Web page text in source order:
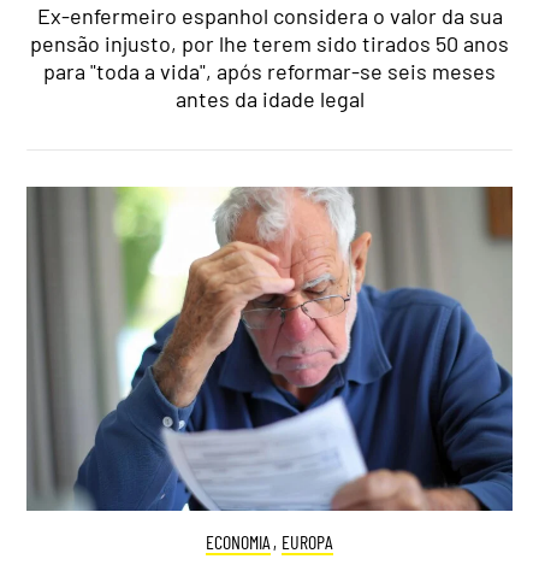
Ex-enfermeiro espanhol considera o valor da sua
pensão injusto, por lhe terem sido tirados 50 anos
para "toda a vida", após reformar-se seis meses
antes da idade legal
ECONOMIA , EUROPA